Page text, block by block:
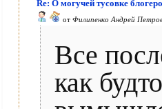
Re: О могучей тусовке
от Филипенко Андрей
Все
как